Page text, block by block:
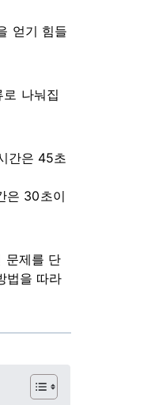
얻기 힘들
나눠집
간은 45초
은 30초이
문제를 단
법을 따라